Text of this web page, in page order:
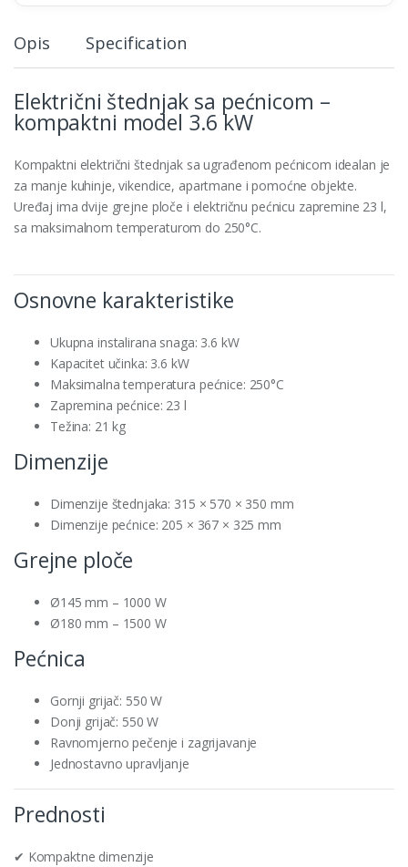
Opis Specification
Električni štednjak sa pećnicom –
kompaktni model 3.6 kW
Kompaktni električni štednjak sa ugrađenom pećnicom idealan je
za manje kuhinje, vikendice, apartmane i pomoćne objekte.
Uređaj ima dvije grejne ploče i električnu pećnicu zapremine 23 l,
sa maksimalnom temperaturom do 250°C.
Osnovne karakteristike
Ukupna instalirana snaga: 3.6 kW
Kapacitet učinka: 3.6 kW
Maksimalna temperatura pećnice: 250°C
Zapremina pećnice: 23 l
Težina: 21 kg
Dimenzije
Dimenzije štednjaka: 315 × 570 × 350 mm
Dimenzije pećnice: 205 × 367 × 325 mm
Grejne ploče
Ø145 mm – 1000 W
Ø180 mm – 1500 W
Pećnica
Gornji grijač: 550 W
Donji grijač: 550 W
Ravnomjerno pečenje i zagrijavanje
Jednostavno upravljanje
Prednosti
✔ Kompaktne dimenzije